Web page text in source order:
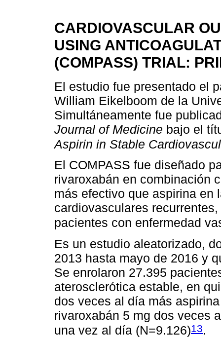
CARDIOVASCULAR
USING
(COMPASS) TRIAL:
El estudio fue presentado el
William Eikelboom de la
Simultáneamente fue
Journal of Medicine bajo el
Aspirin in Stable
El COMPASS fue diseñado
rivaroxabán en combinación
más efectivo que aspirina en
cardiovasculares
pacientes con enfermedad
Es un estudio aleatorizado,
2013 hasta mayo de 2016 y
Se enrolaron 27.395
aterosclerótica estable, en
dos veces al día más
rivaroxabán 5 mg dos veces
una vez al día (N=9.126)13.